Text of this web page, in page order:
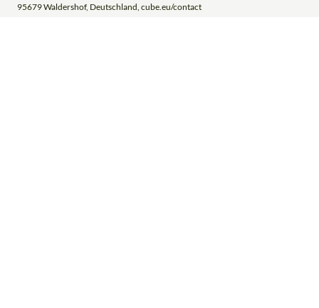
95679 Waldershof, Deutschland, cube.eu/contact